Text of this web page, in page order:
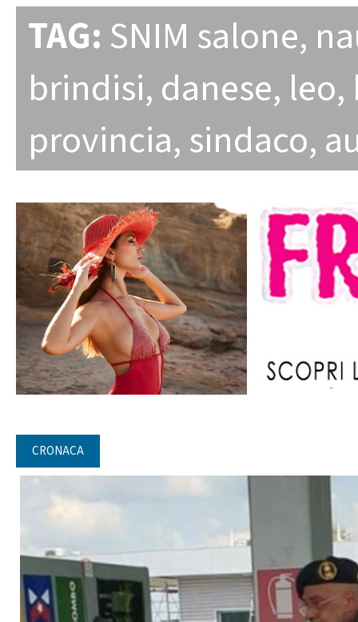
TAG: SNIM salone,
brindisi, danese, leo,
provincia, sindaco,
CRONACA